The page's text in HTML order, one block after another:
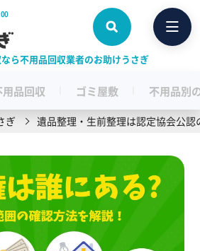
ら不用品回収業者のお助けうさぎ
用品回収 ゴミ屋敷 不用品別
ぎ 遺品整理・生前整理は認定協会公認